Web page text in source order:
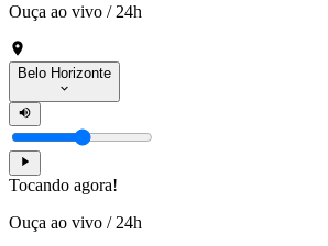
Ouça ao vivo / 24h
Belo Horizonte
Tocando agora!
Ouça ao vivo / 24h